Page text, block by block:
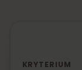
KRYTERIUM